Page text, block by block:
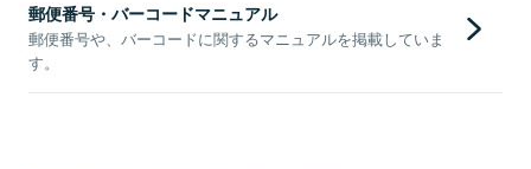
郵便番号・バーコードマニュアル
郵便番号や、バーコードに関するマニュアルを掲載していま
す。